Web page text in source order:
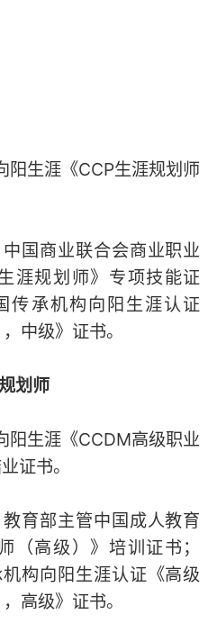
阳生涯《CCP生涯规划师
国商业联合会商业职业
涯规划师》专项技能证
传承机构向阳生涯认证
中级》证书。
划师
阳生涯《CCDM高级职业
证书。
育部主管中国成人教育
（高级）》培训证书；
构向阳生涯认证《高级
高级》证书。